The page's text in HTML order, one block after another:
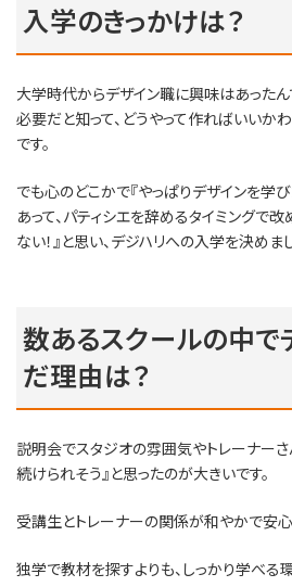
入学のきっかけは？
大学時代からデザイン職に興味はあったん
必要だと知って、どうやって作ればいいか
です。
でも心のどこかで『やっぱりデザインを学
あって、パティシエを辞めるタイミングで改
ない！』と思い、デジハリへの入学を決めま
数あるスクールの中で
だ理由は？
説明会でスタジオの雰囲気やトレーナーさ
続けられそう』と思ったのが大きいです。
受講生とトレーナーの関係が和やかで安心
独学で教材を探すよりも、しっかり学べ